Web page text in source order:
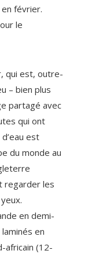
février.
le
qui est, outre-
– bien plus
partagé avec
qui ont
est
du monde au
regarder les
en demi-
en
africain (12-